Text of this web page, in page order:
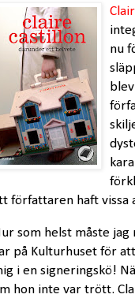
nu
författaren haft vissa
som helst måste
på Kulturhuset för
i en signeringskö!
hon inte var trött.